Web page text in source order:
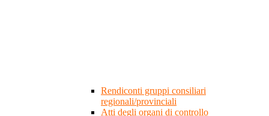
Rendiconti gruppi consiliari
regionali/provinciali
Atti degli organi di controllo